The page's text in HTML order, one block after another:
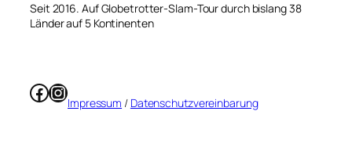
Seit 2016. Auf Globetrotter-Slam-Tour durch bislang 38
Länder auf 5 Kontinenten
Facebook
Instagram
Impressum / Datenschutzvereinbarung